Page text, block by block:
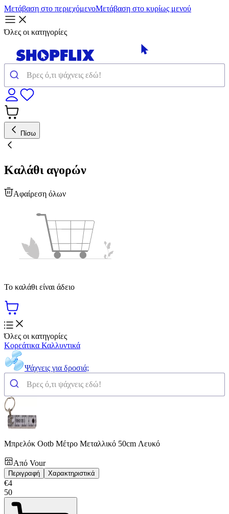
Μετάβαση στο περιεχόμενοΜετάβαση στο κυρίως μενού
Όλες οι κατηγορίες
Πίσω
Καλάθι αγορών
Αφαίρεση όλων
Το καλάθι είναι άδειο
Όλες οι κατηγορίες
Κορεάτικα Καλλυντικά
Ψάχνεις για δροσιά;
Μπρελόκ Ootb Μέτρο Μεταλλικό 50cm Λευκό
Από Vour
Περιγραφή Χαρακτηριστικά
€4
50